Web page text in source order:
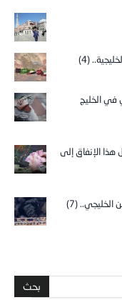
(4)
في الخليج
هذا الإنفاق إلى
الخليجي.. (7)